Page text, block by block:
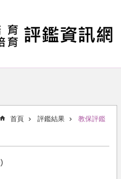
首頁 評鑑結果 教保評鑑